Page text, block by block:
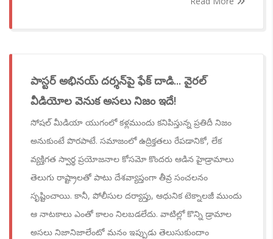
పాస్టర్ అభినయ్ దర్శన్‌పై ఫేక్ దాడి... వైరల్
వీడియోల వెనుక అసలు నిజం ఇదే!
సోషల్ మీడియా యుగంలో కళ్లముందు కనిపిస్తున్న ప్రతిదీ నిజం
అనుకుంటే పొరపాటే. సమాజంలో ఉద్రిక్తతలు రేపడానికో, లేక
వ్యక్తిగత స్వార్థ ప్రయోజనాల కోసమో కొందరు ఆడిన హైడ్రామాలు
తెలుగు రాష్ట్రాలతో పాటు దేశవ్యాప్తంగా తీవ్ర సంచలనం
సృష్టించాయి. కానీ, పోలీసుల దర్యాప్తు, ఆధునిక టెక్నాలజీ ముందు
ఆ నాటకాలు ఎంతో కాలం నిలబడలేదు. వాటిల్లో కొన్ని డ్రామాల
అసలు నిజానిజాలేంటో మనం ఇప్పుడు తెలుసుకుందాం